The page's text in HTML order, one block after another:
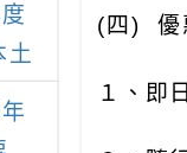
土
( 四 )優
１、即